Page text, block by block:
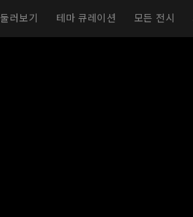
둘러보기 테마 큐레이션 모든 전시